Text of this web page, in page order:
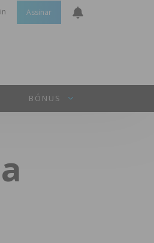
INICIAR SESSÃO
Assinar
BÓNUS